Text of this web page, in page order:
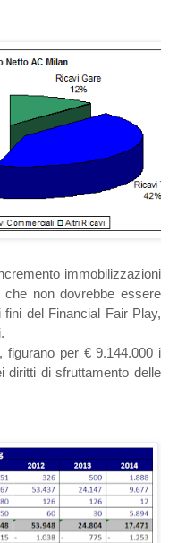
immobilizzazioni
che non dovrebbe essere
del Financial Fair Play,
figurano per € 9.144.000 i
diritti di sfruttamento delle